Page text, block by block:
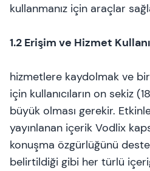
kullanmanız için araçlar
1.2 Erişim ve Hizmet
hizmetlere kaydolmak ve
için kullanıcıların on sekiz
büyük olması gerekir.
yayınlanan içerik Vodlix
konuşma özgürlüğünü
belirtildiği gibi her türlü